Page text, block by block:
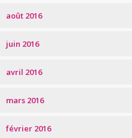
août 2016
juin 2016
avril 2016
mars 2016
février 2016